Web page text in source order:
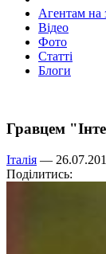
Агентам на
Відео
Фото
Статті
Блоги
Гравцем
Італія —
Поділитись: